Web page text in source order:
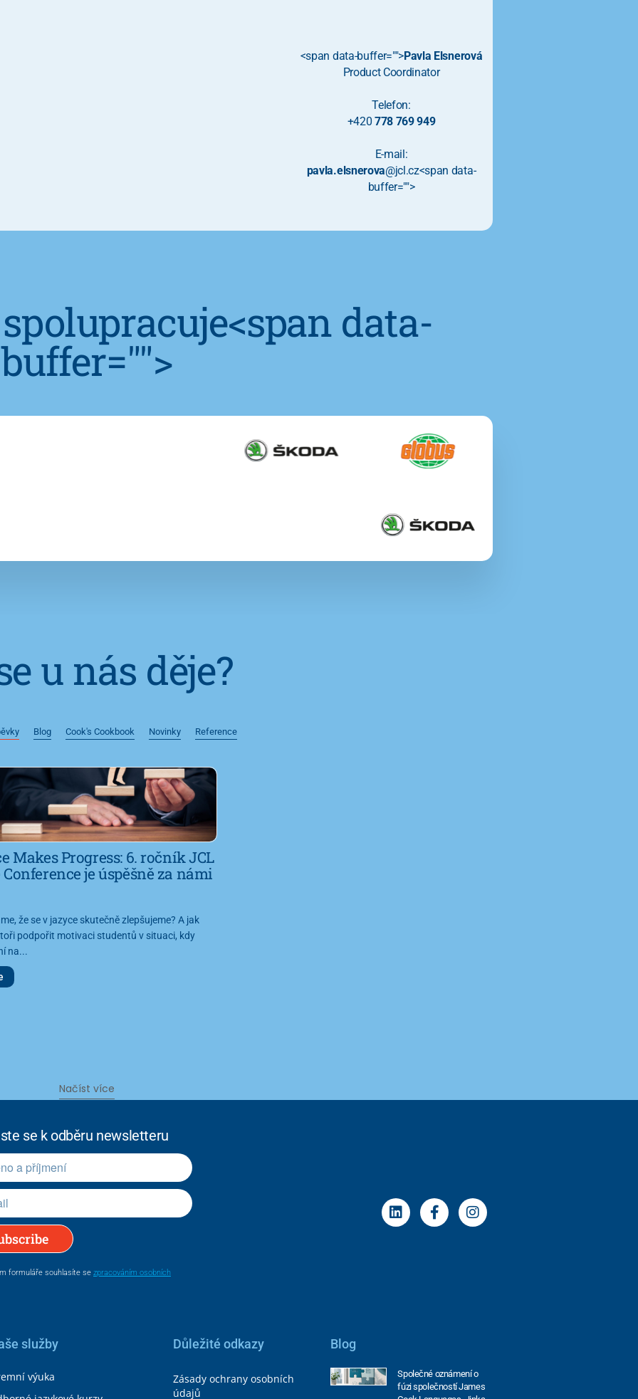
<span data-buffer="">Pavla Elsnerová
Product Coordinator
Telefon:
+420 778 769 949
E-mail:
pavla.elsnerova@jcl.cz<span data-
buffer="">
data-
buffer="">
u nás děje?
Blog Cook's Cookbook Novinky Reference
Makes Progress: 6. ročník JCL
je úspěšně za námi
že se v jazyce skutečně zlepšujeme? A jak
podpořit motivaci studentů v situaci, kdy
na...
Načíst více
se k odběru newsletteru
formuláře souhlasíte se zpracováním osobních
služby
výuka
Důležité odkazy
Zásady ochrany osobních
údajů
Blog
Společné oznámení o
fúzi společností James